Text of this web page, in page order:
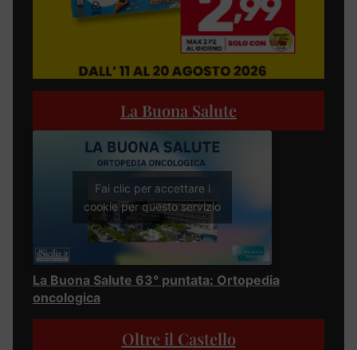
La Buona Salute
Fai clic per accettare i
cookie per questo servizio
La Buona Salute 63° puntata: Ortopedia
oncologica
Oltre il Castello